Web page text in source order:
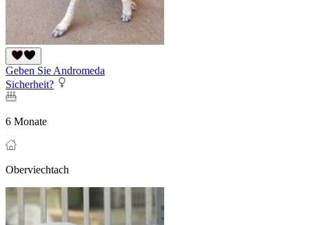
Geben Sie Andromeda
Sicherheit?
6 Monate
Oberviechtach